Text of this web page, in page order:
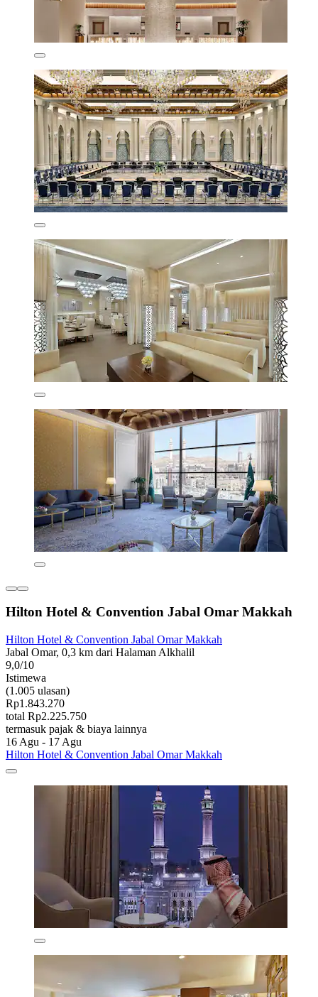
Hilton Hotel & Convention Jabal Omar Makkah
Hilton Hotel & Convention Jabal Omar Makkah
Jabal Omar, 0,3 km dari Halaman Alkhalil
9,0/10
Istimewa
(1.005 ulasan)
Rp1.843.270
total Rp2.225.750
termasuk pajak & biaya lainnya
16 Agu - 17 Agu
Hilton Hotel & Convention Jabal Omar Makkah